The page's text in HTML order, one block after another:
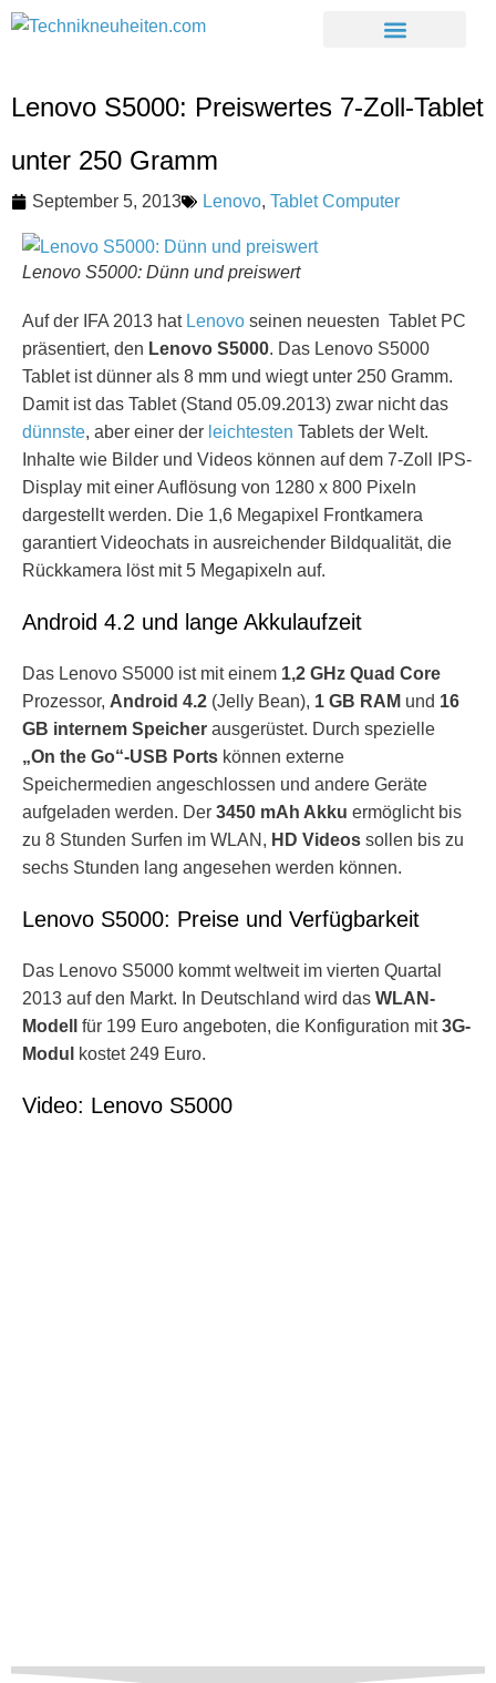
Lenovo S5000: Preiswertes 7-Zoll-Tablet
unter 250 Gramm
September 5, 2013 Lenovo, Tablet Computer
Lenovo S5000: Dünn und preiswert
Auf der IFA 2013 hat Lenovo seinen neuesten Tablet PC
präsentiert, den Lenovo S5000. Das Lenovo S5000
Tablet ist dünner als 8 mm und wiegt unter 250 Gramm.
Damit ist das Tablet (Stand 05.09.2013) zwar nicht das
dünnste, aber einer der leichtesten Tablets der Welt.
Inhalte wie Bilder und Videos können auf dem 7-Zoll IPS-
Display mit einer Auflösung von 1280 x 800 Pixeln
dargestellt werden. Die 1,6 Megapixel Frontkamera
garantiert Videochats in ausreichender Bildqualität, die
Rückkamera löst mit 5 Megapixeln auf.
Android 4.2 und lange Akkulaufzeit
Das Lenovo S5000 ist mit einem 1,2 GHz Quad Core
Prozessor, Android 4.2 (Jelly Bean), 1 GB RAM und 16
GB internem Speicher ausgerüstet. Durch spezielle
„On the Go“-USB Ports können externe
Speichermedien angeschlossen und andere Geräte
aufgeladen werden. Der 3450 mAh Akku ermöglicht bis
zu 8 Stunden Surfen im WLAN, HD Videos sollen bis zu
sechs Stunden lang angesehen werden können.
Lenovo S5000: Preise und Verfügbarkeit
Das Lenovo S5000 kommt weltweit im vierten Quartal
2013 auf den Markt. In Deutschland wird das WLAN-
Modell
für 199 Euro angeboten, die Konfiguration mit3G-
Modul
kostet 249 Euro.
Video: Lenovo S5000